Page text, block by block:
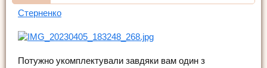
Стерненко
Потужно укомплектували завдяки вам один з